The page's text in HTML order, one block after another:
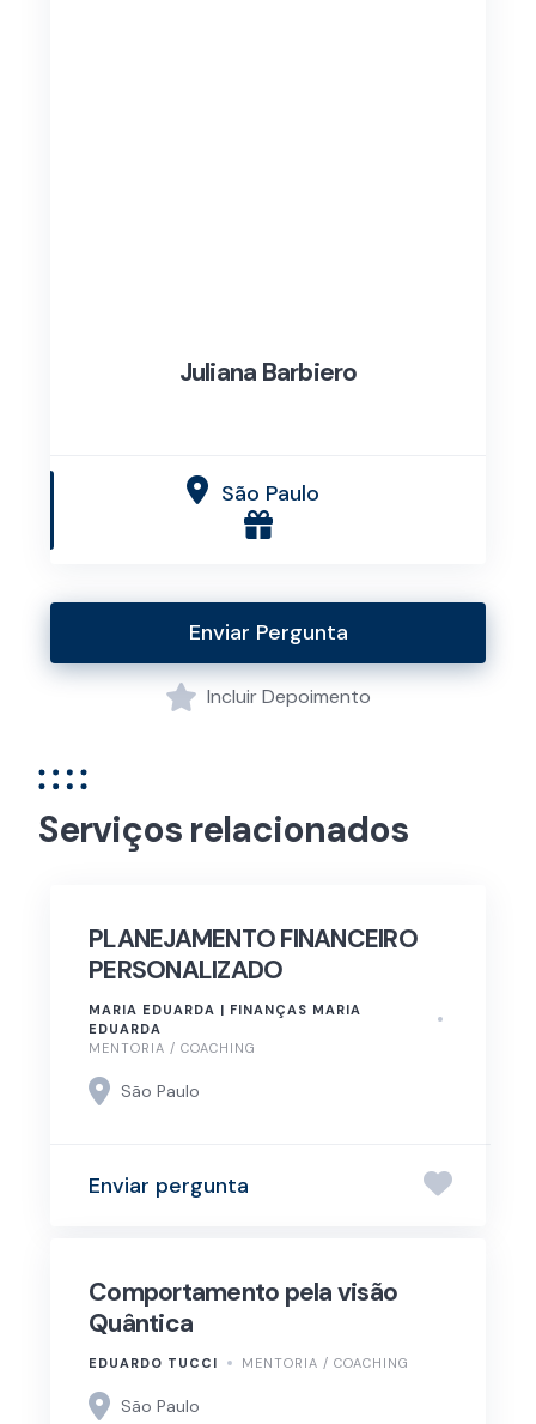
Juliana Barbiero
São Paulo
Enviar Pergunta
Incluir Depoimento
Serviços relacionados
PLANEJAMENTO FINANCEIRO
PERSONALIZADO
MARIA EDUARDA | FINANÇAS MARIA
EDUARDA
MENTORIA / COACHING
São Paulo
Enviar pergunta
Comportamento pela visão
Quântica
EDUARDO TUCCI MENTORIA / COACHING
São Paulo